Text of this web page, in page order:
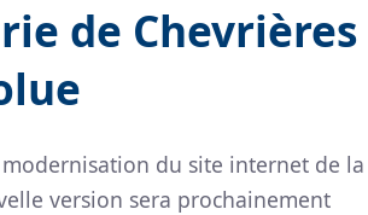
de Chevrières
du site internet de la
version sera prochainement